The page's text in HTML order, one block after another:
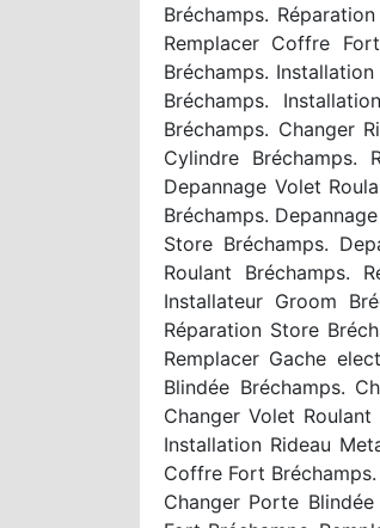
Bréchamps.
Remplacer Coffre
Bréchamps.
Bréchamps.
Bréchamps. Changer
Cylindre Bréchamps.
Depannage Volet
Bréchamps.
Store Bréchamps.
Roulant Bréchamps.
Installateur Groom
Réparation Store
Remplacer Gache
Blindée Bréchamps.
Changer Volet
Installation Rideau
Coffre Fort
Changer Porte